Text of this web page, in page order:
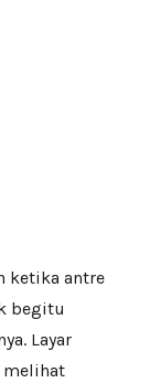
ketika antre
begitu
Layar
melihat